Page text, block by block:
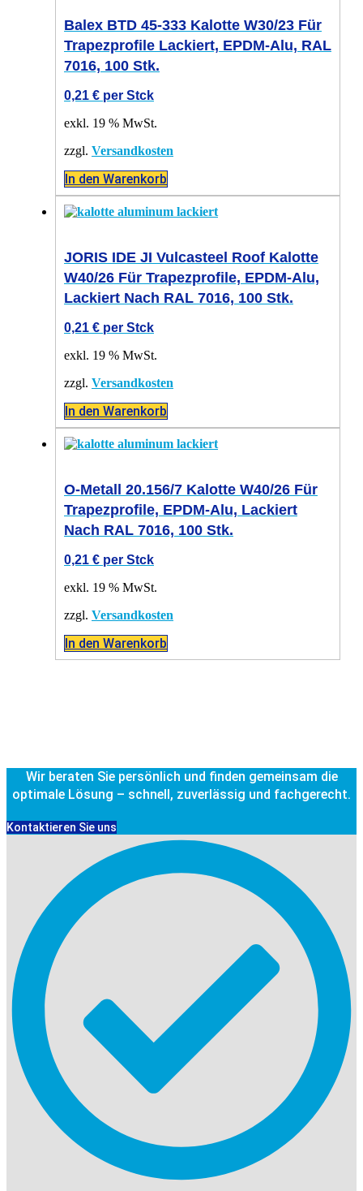
Balex BTD 45-333 Kalotte W30/23 Für
Trapezprofile Lackiert, EPDM-Alu, RAL
7016, 100 Stk.
0,21 € per Stck
exkl. 19 % MwSt.
zzgl. Versandkosten
In den Warenkorb
JORIS IDE JI Vulcasteel Roof Kalotte
W40/26 Für Trapezprofile, EPDM-Alu,
Lackiert Nach RAL 7016, 100 Stk.
0,21 € per Stck
exkl. 19 % MwSt.
zzgl. Versandkosten
In den Warenkorb
O-Metall 20.156/7 Kalotte W40/26 Für
Trapezprofile, EPDM-Alu, Lackiert
Nach RAL 7016, 100 Stk.
0,21 € per Stck
exkl. 19 % MwSt.
zzgl. Versandkosten
In den Warenkorb
Wir beraten Sie persönlich und finden gemeinsam die
optimale Lösung – schnell, zuverlässig und fachgerecht.
Kontaktieren Sie uns